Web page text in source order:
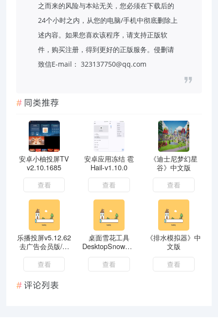
之而来的风险与本站无关，您必须在下载后的
24个小时之内，从您的电脑/手机中彻底删除上
述内容。如果您喜欢该程序，请支持正版软
件，购买注册，得到更好的正版服务。侵删请
致信E-mail： 323137750@qq.com
同类推荐
安卓小柚投屏TV
v2.10.1685
查看
安卓应用冻结 雹
Hail-v1.10.0
查看
《迪士尼梦幻星
谷》中文版
查看
乐播投屏v5.12.62
去广告会员版/独
有的视频投屏
查看
桌面雪花工具
DesktopSnowOK
v6.81
查看
《排水模拟器》中
文版
查看
评论列表